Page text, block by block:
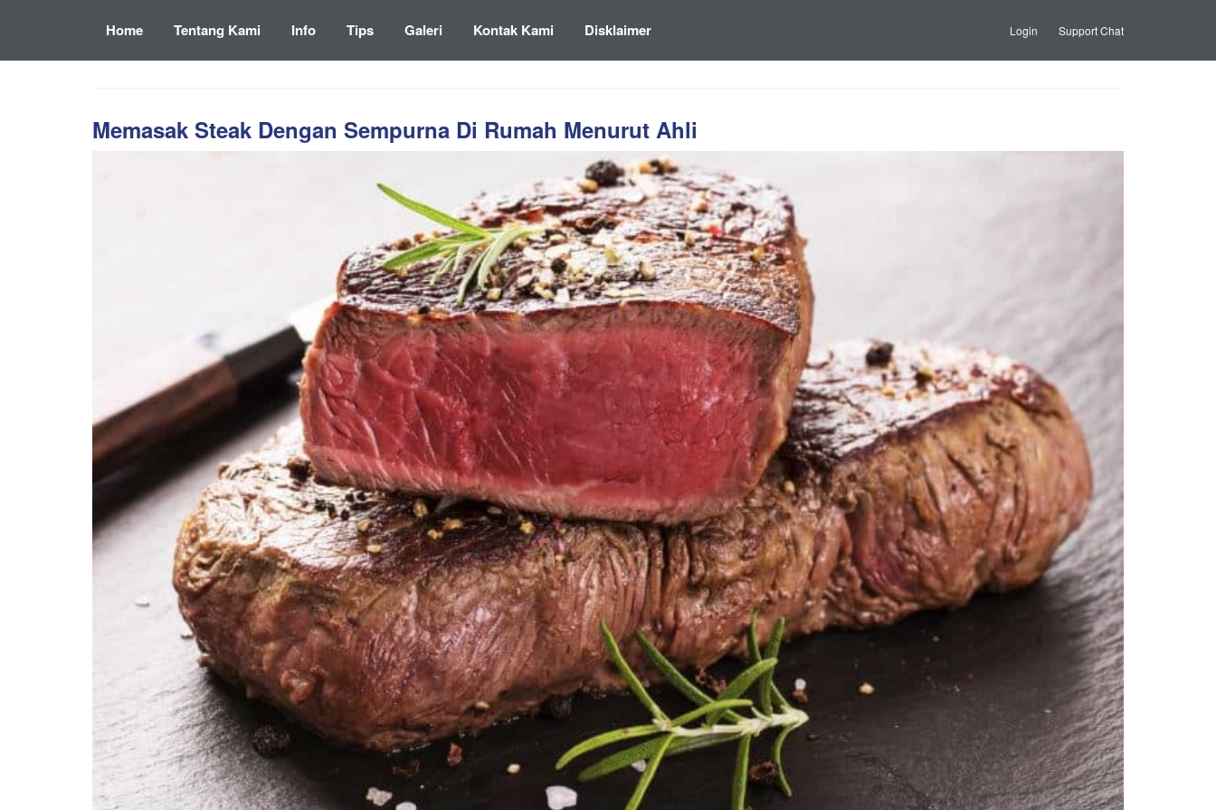
Home Tentang Kami Info Tips Galeri Kontak Kami Disklaimer Login Support Chat
Memasak Steak Dengan Sempurna Di Rumah Menurut Ahli